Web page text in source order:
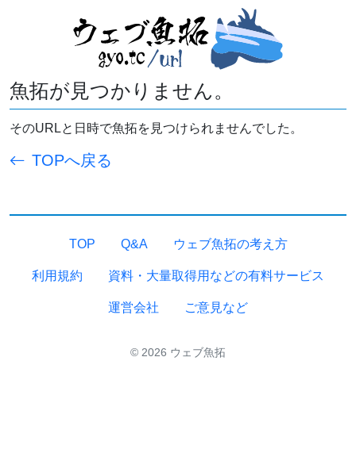
魚拓が見つかりません。
そのURLと日時で魚拓を見つけられませんでした。
TOPへ戻る
TOP Q&A ウェブ魚拓の考え方
利用規約 資料・大量取得用などの有料サービス
運営会社 ご意見など
© 2026 ウェブ魚拓